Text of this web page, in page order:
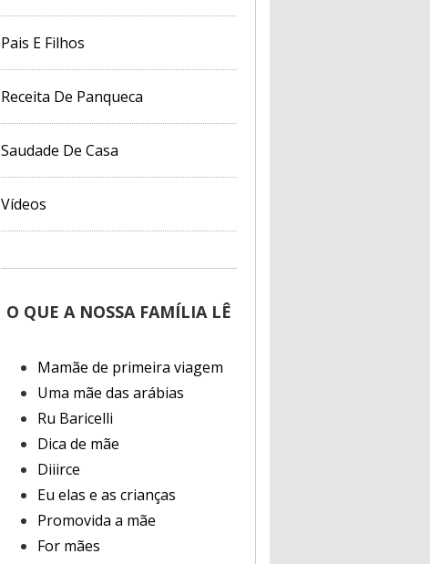
Pais E Filhos
Receita De Panqueca
Saudade De Casa
Vídeos
O QUE A NOSSA FAMÍLIA LÊ
Mamãe de primeira viagem
Uma mãe das arábias
Ru Baricelli
Dica de mãe
Diiirce
Eu elas e as crianças
Promovida a mãe
For mães